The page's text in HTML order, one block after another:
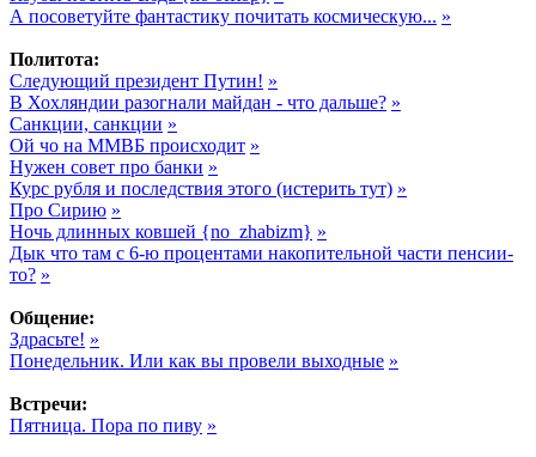
А посоветуйте фантастику почитать космическую... »
Политота:
Следующий президент Путин! »
В Хохляндии разогнали майдан - что дальше? »
Санкции, санкции »
Ой чо на ММВБ происходит »
Нужен совет про банки »
Курс рубля и последствия этого (истерить тут) »
Про Сирию »
Ночь длинных ковшей {no_zhabizm} »
Дык что там с 6-ю процентами накопительной части пенсии-
то? »
Общение:
Здрасьте! »
Понедельник. Или как вы провели выходные »
Встречи:
Пятница. Пора по пиву »